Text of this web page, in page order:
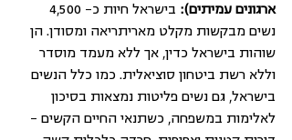
ארגונים עמיתים):
נשים מבקשות מקלט מאריתריאה ומסודן. הן
שוהות בישראל כדין, אך ללא מעמד מוסדר
וללא רשת ביטחון סוציאלית. כמו כלל הנשים
בישראל, גם נשים פליטות נמצאות בסיכון
לאלימות במשפחה, כשתנאי החיים הקשים –